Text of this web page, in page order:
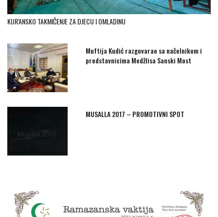
KUR'ANSKO TAKMIČENJE ZA DJECU I OMLADINU
Muftija Kudić razgovarao sa načelnikom i
predstavnicima Medžlisa Sanski Most
MUSALLA 2017 – PROMOTIVNI SPOT